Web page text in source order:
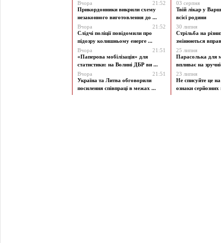
Вчора
21:52
Прикордонники викрили схему
незаконного виготовлення до ...
Вчора
21:52
Слідчі поліції повідомили про
підозру колишньому енерге ...
Вчора
21:51
«Паперова мобілізація» для
статистики: на Волині ДБР ви ...
Вчора
21:51
Україна та Литва обговорили
посилення співпраці в межах ...
03 серпня
Твій лікар у
всієї родини
30 липня
Стрільба на
змінюються
25 липня
Парасолька для
впливає на
23 липня
Не списуйте це
ознаки